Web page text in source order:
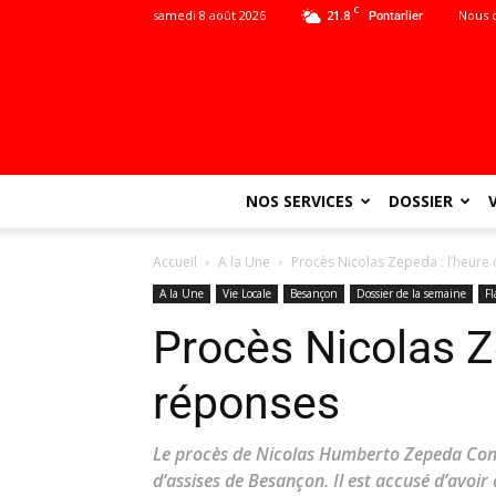
21.8 C Pontarlier
samedi 8 août 2026 Nous
NOS SERVICES DOSSIER
Accueil A la Une Procès Nicolas Zepeda :
A la Une Vie Locale Besançon Dossier de la semaine
Procès Nicolas
réponses
Le procès de Nicolas Humberto Zepeda
d’assises de Besançon. Il est accusé